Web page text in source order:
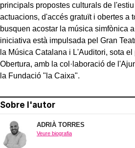
principals propostes culturals de
actuacions, d'accés gratuït i obertes a
busquen acostar la música simfònica
iniciativa està impulsada pel Gran
la Música Catalana i L'Auditori, sota
Obertura, amb la col·laboració de
la Fundació "la Caixa".
Sobre l'autor
ADRIÀ TORRES
Veure biografia